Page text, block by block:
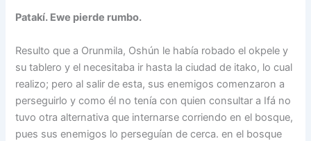
Patakí. Ewe pierde rumbo.
Resulto que a Orunmila, Oshún le había robado el okpele y
su tablero y el necesitaba ir hasta la ciudad de itako, lo cual
realizo; pero al salir de esta, sus enemigos comenzaron a
perseguirlo y como él no tenía con quien consultar a Ifá no
tuvo otra alternativa que internarse corriendo en el bosque,
pues sus enemigos lo perseguían de cerca. en el bosque